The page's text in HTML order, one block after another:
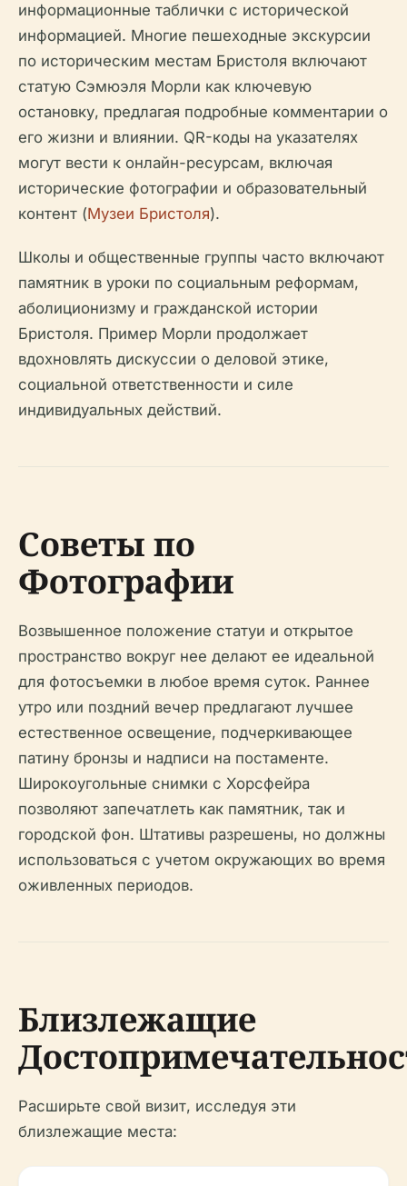
информационные таблички с исторической
информацией. Многие пешеходные экскурсии
по историческим местам Бристоля включают
статую Сэмюэля Морли как ключевую
остановку, предлагая подробные комментарии о
его жизни и влиянии. QR-коды на указателях
могут вести к онлайн-ресурсам, включая
исторические фотографии и образовательный
контент (Музеи Бристоля).
Школы и общественные группы часто включают
памятник в уроки по социальным реформам,
аболиционизму и гражданской истории
Бристоля. Пример Морли продолжает
вдохновлять дискуссии о деловой этике,
социальной ответственности и силе
индивидуальных действий.
Советы по
Фотографии
Возвышенное положение статуи и открытое
пространство вокруг нее делают ее идеальной
для фотосъемки в любое время суток. Раннее
утро или поздний вечер предлагают лучшее
естественное освещение, подчеркивающее
патину бронзы и надписи на постаменте.
Широкоугольные снимки с Хорсфейра
позволяют запечатлеть как памятник, так и
городской фон. Штативы разрешены, но должны
использоваться с учетом окружающих во время
оживленных периодов.
Близлежащие
Расширьте свой визит, исследуя эти
близлежащие места: